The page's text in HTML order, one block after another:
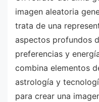
imagen aleatoria
trata de una
aspectos profundos
preferencias y
combina elementos
astrología y
para crear una